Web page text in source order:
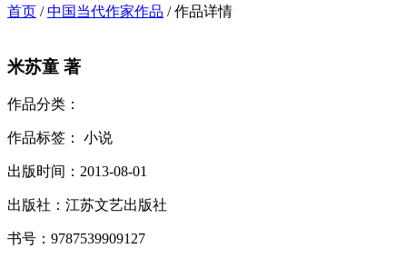
首页 / 中国当代作家作品 / 作品详情
米苏童 著
作品分类：
作品标签： 小说
出版时间： 2013-08-01
出版社： 江苏文艺出版社
书号： 9787539909127